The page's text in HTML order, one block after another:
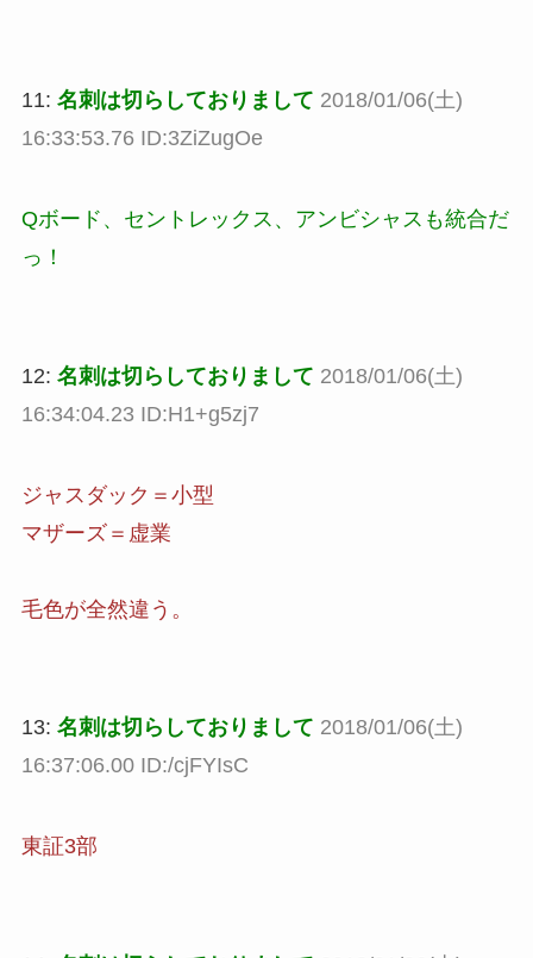
11: 名刺は切らしておりまして 2018/01/06(土)
16:33:53.76 ID:3ZiZugOe
Qボード、セントレックス、アンビシャスも統合だ
っ！
12: 名刺は切らしておりまして 2018/01/06(土)
16:34:04.23 ID:H1+g5zj7
ジャスダック＝小型
マザーズ＝虚業
毛色が全然違う。
13: 名刺は切らしておりまして 2018/01/06(土)
16:37:06.00 ID:/cjFYIsC
東証3部